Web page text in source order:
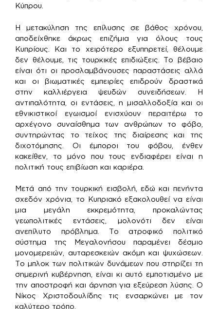
Κύπρου.
Η μετακύληση της επίλυσης σε βάθος χρόνου,
αποδείχθηκε άκρως επιζήμια για όλους τους
Κυπρίους. Και το χειρότερο εξυπηρετεί, θέλουμε
δεν θέλουμε, τις τουρκικές επιδιώξεις. Το βέβαιο
είναι ότι οι προσλαμβάνουσες παραστάσεις αλλά
και οι βιωματικές εμπειρίες επιδρούν δραστικά
στην καλλιέργεια ψευδών συνειδήσεων. Η
αντιπαλότητα, οι εντάσεις, η μισαλλοδοξία και οι
εθνικιστικοί εγωισμοί ενισχύουν περαιτέρω το
αρχέγονο συναίσθημα των ανθρώπων το φόβο,
συντηρώντας το τείχος της διαίρεσης και της
διχοτόμησης. Οι έμποροι του φόβου, ένθεν
κακείθεν, το μόνο που τους ενδιαφέρει είναι η
πολιτική τους επιβίωση και καριέρα.
Μετά από την τουρκική εισβολή, εδώ και πενήντα
σχεδόν χρόνια, το Κυπριακό εξακολουθεί να είναι
μια μεγάλη εκκρεμότητα, προκαλώντας
γεωπολιτικές εντάσεις, μολονότι δεν είναι
ανεπίλυτο πρόβλημα. Το ατροφικό πολιτικό
σύστημα της Μεγαλονήσου παραμένει δέσμιο
μονομερειών, αυταρεσκειών ακόμη και ψυχώσεων.
Το μπλοκ των πολιτικών δυνάμεων που στηρίζει τη
σημερινή κυβέρνηση, είναι κι αυτό εμποτισμένο με
την αποστροφή και άρνηση για εξεύρεση λύσης. Ο
Νίκος Χριστοδουλίδης τις ενσαρκώνει με τον
καλύτερο τρόπο.